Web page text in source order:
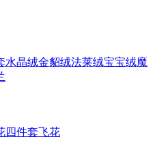
晶绒金貂绒法莱绒宝宝绒魔
四件套飞花